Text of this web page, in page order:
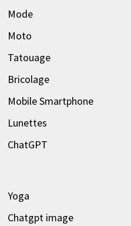
Mode
Moto
Tatouage
Bricolage
Mobile Smartphone
Lunettes
ChatGPT
Yoga
Chatgpt image